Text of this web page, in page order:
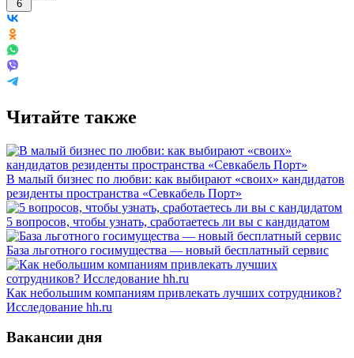
6
Читайте также
В малый бизнес по любви: как выбирают «своих» кандидатов
резиденты пространства «Севкабель Порт»
5 вопросов, чтобы узнать, сработаетесь ли вы с кандидатом
База льготного госимущества — новый бесплатный сервис
Как небольшим компаниям привлекать лучших сотрудников?
Исследование hh.ru
Вакансии дня